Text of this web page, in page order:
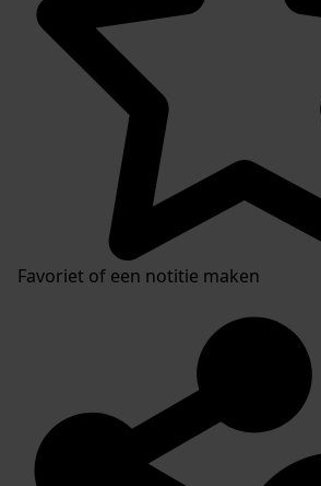
Favoriet of een notitie maken